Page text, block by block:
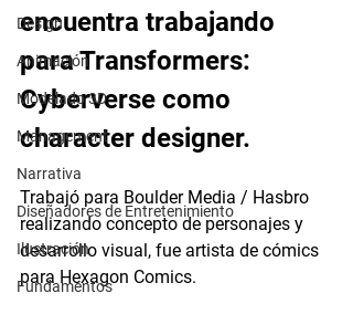
Design
Animación
Modelado 3D
Management
Narrativa
Diseñadores de Entretenimiento
Ilustración
Fundamentos
encuentra trabajando
para Transformers:
Cyberverse como
character designer.
Trabajó para Boulder Media / Hasbro
realizando concepto de personajes y
desarrollo visual, fue artista de cómics
para Hexagon Comics.